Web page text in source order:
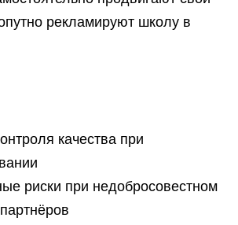
рекламируют школу в
качества при
риски при недобросовестном